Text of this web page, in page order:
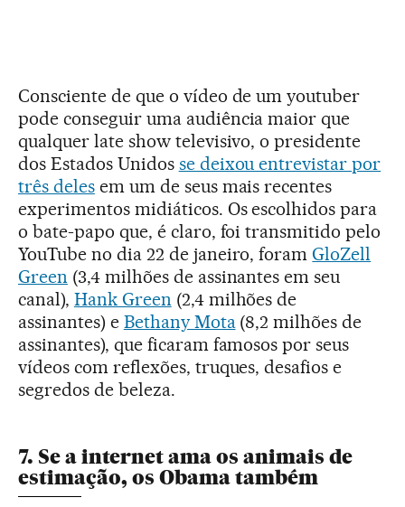
Consciente de que o vídeo de um youtuber
pode conseguir uma audiência maior que
qualquer late show televisivo, o presidente
dos Estados Unidos se deixou entrevistar por
três delesem um de seus mais recentes
experimentos midiáticos. Os escolhidos para
o bate-papo que, é claro, foi transmitido pelo
YouTube no dia 22 de janeiro, foramGloZell
Green (3,4 milhões de assinantes em seu
canal), Hank Green (2,4 milhões de
assinantes) e Bethany Mota(8,2 milhões de
assinantes), que ficaram famosos por seus
vídeos com reflexões, truques, desafios e
segredos de beleza.
7. Se a internet ama os animais de
estimação, os Obama também